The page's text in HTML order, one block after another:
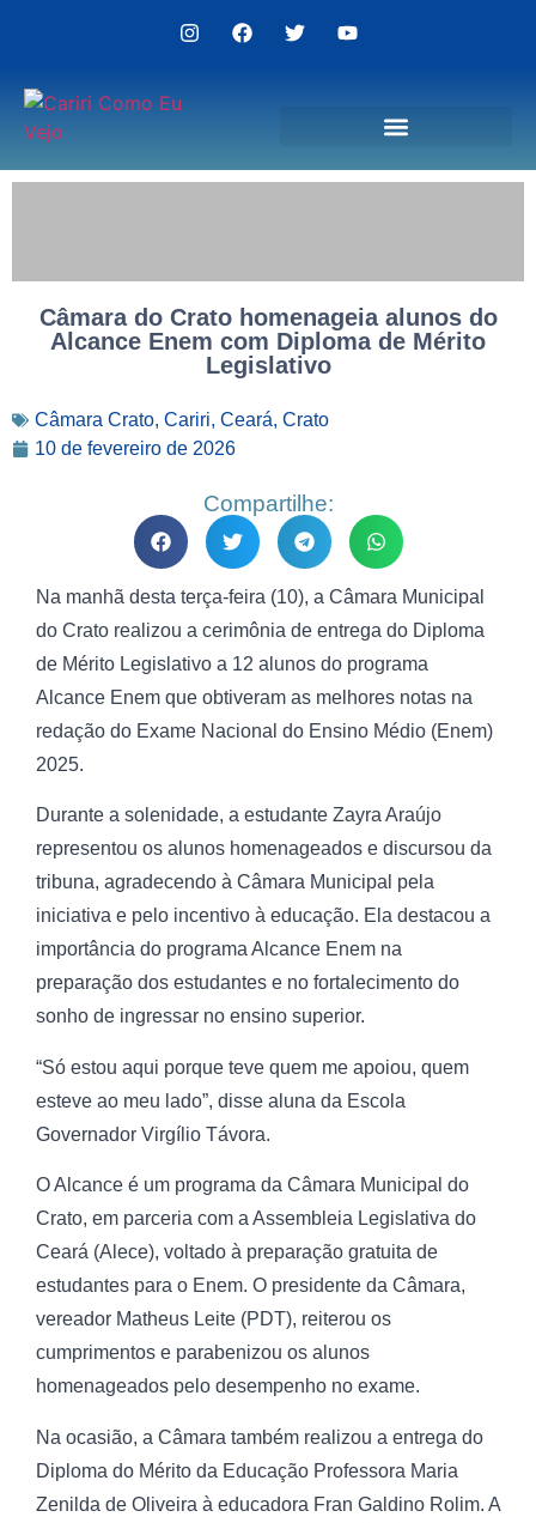
Câmara do Crato homenageia alunos do
Alcance Enem com Diploma de Mérito
Legislativo
Câmara Crato, Cariri, Ceará, Crato
10 de fevereiro de 2026
Compartilhe:
Na manhã desta terça-feira (10), a Câmara Municipal
do Crato realizou a cerimônia de entrega do Diploma
de Mérito Legislativo a 12 alunos do programa
Alcance Enem que obtiveram as melhores notas na
redação do Exame Nacional do Ensino Médio (Enem)
2025.
Durante a solenidade, a estudante Zayra Araújo
representou os alunos homenageados e discursou da
tribuna, agradecendo à Câmara Municipal pela
iniciativa e pelo incentivo à educação. Ela destacou a
importância do programa Alcance Enem na
preparação dos estudantes e no fortalecimento do
sonho de ingressar no ensino superior.
“Só estou aqui porque teve quem me apoiou, quem
esteve ao meu lado”, disse aluna da Escola
Governador Virgílio Távora.
O Alcance é um programa da Câmara Municipal do
Crato, em parceria com a Assembleia Legislativa do
Ceará (Alece), voltado à preparação gratuita de
estudantes para o Enem. O presidente da Câmara,
vereador Matheus Leite (PDT), reiterou os
cumprimentos e parabenizou os alunos
homenageados pelo desempenho no exame.
Na ocasião, a Câmara também realizou a entrega do
Diploma do Mérito da Educação Professora Maria
Zenilda de Oliveira à educadora Fran Galdino Rolim. A